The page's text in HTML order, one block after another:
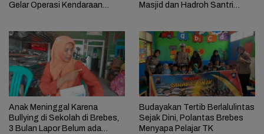
Gelar Operasi Kendaraan
Masjid dan Hadroh Santri
Anak Meninggal Karena
Bullying di Sekolah di Brebes,
3 Bulan Lapor Belum ada
Budayakan Tertib Berlalulintas
Sejak Dini, Polantas Brebes
Menyapa Pelajar TK